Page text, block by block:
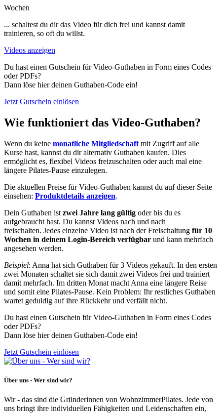
Wochen
... schaltest du dir das Video für dich frei und kannst damit
trainieren, so oft du willst.
Videos anzeigen
Du hast einen Gutschein für Video-Guthaben in Form eines Codes
oder PDFs?
Dann löse hier deinen Guthaben-Code ein!
Jetzt Gutschein einlösen
Wie funktioniert das Video-Guthaben?
Wenn du keine monatliche Mitgliedschaft mit Zugriff auf alle
Kurse hast, kannst du dir alternativ Guthaben kaufen. Dies
ermöglicht es, flexibel Videos freizuschalten oder auch mal eine
längere Pilates-Pause einzulegen.
Die aktuellen Preise für Video-Guthaben kannst du auf dieser Seite
einsehen: Produktdetails anzeigen.
Dein Guthaben ist zwei Jahre lang gültig oder bis du es
aufgebraucht hast. Du kannst Videos nach und nach
freischalten. Jedes einzelne Video ist nach der Freischaltung für 10
Wochen in deinem Login-Bereich verfügbar und kann mehrfach
angesehen werden.
Beispiel: Anna hat sich Guthaben für 3 Videos gekauft. In den ersten
zwei Monaten schaltet sie sich damit zwei Videos frei und trainiert
damit mehrfach. Im dritten Monat macht Anna eine längere Reise
und somit eine Pilates-Pause. Kein Problem: Ihr restliches Guthaben
wartet geduldig auf ihre Rückkehr und verfällt nicht.
Du hast einen Gutschein für Video-Guthaben in Form eines Codes
oder PDFs?
Dann löse hier deinen Guthaben-Code ein!
Jetzt Gutschein einlösen
Über uns - Wer sind wir?
Wir - das sind die Gründerinnen von WohnzimmerPilates. Jede von
uns bringt ihre individuellen Fähigkeiten und Leidenschaften ein,